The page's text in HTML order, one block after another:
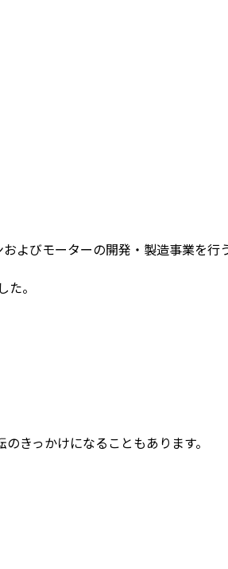
びモーターの開発・製造事業を行
。
きっかけになることもあります。